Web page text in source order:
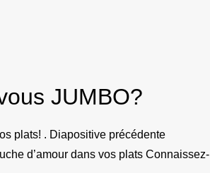
JUMBO?
plats! . Diapositive précédente
d’amour dans vos plats Connaissez-